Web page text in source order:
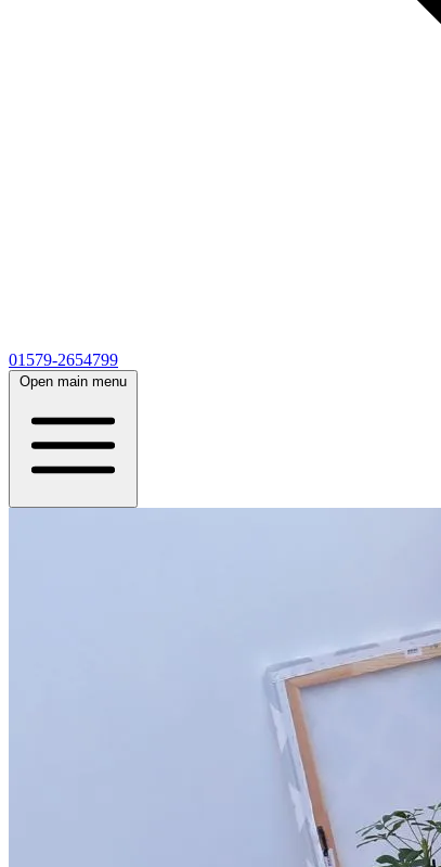
01579-2654799
Open main menu